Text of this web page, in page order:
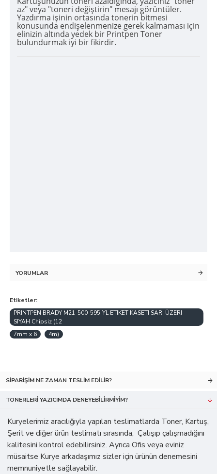
az" veya "toneri değiştirin" mesajı görüntüler.
Yazdırma işinin ortasında tonerin bitmesi
konusunda endişelenmenize gerek kalmaması için
elinizin altında yedek bir Printpen Toner
bulundurmak iyi bir fikirdir.
YORUMLAR
Etiketler:
PRINTPEN BRADY M21-500-595-YL ETIKET KASETI SARI ÜZERI
SIYAH Chipsiz (12
7mm x 6
4m)
SIPARIŞIM NE ZAMAN TESLIM EDILIR?
TONERLERI YAZICIMDA DENEYEBILIRMIYIM?
Kuryelerimiz aracılığıyla yapılan teslimatlarda Toner, Kartuş,
Şerit ve diğer ürün teslimatı sırasında, Çalışıp çalışmadığını
kalitesini kontrol edebilirsiniz. Ayrıca Ofis veya eviniz
müsaitse Kurye arkadaşımız sizler için ürünün denemesini
memnuniyetle sağlayabilir.